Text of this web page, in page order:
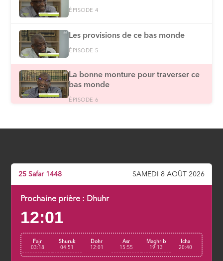
ÉPISODE 4
Les provisions de ce bas monde
ÉPISODE 5
La bonne monture pour traverser ce
bas monde
ÉPISODE 6
La clé de la réussite en ce bas monde
25 Safar 1448 SAMEDI 8 AOÛT 2026
Prochaine prière : Dhuhr
12:01
Fajr
03:18
Shuruk
04:51
Dohr
12:01
Asr
15:55
Maghrib
19:13
Icha
20:40